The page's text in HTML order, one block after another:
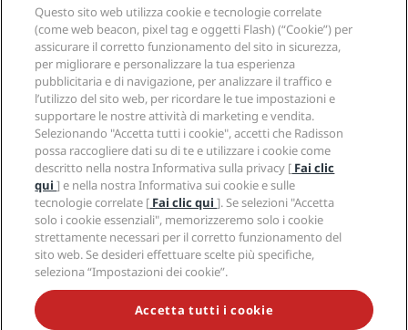
APP Radisson Hotels
Hotel Approvati per sport
Hotel per famiglie
Salute e sicurezza
Radisson Hotel Group
Media
Opportunità di lavoro in RHG
Opportunità di lavoro in PPHE
Opportunità di lavoro in EHL
The Club by RHG
Opportunità di sviluppo
Responsible Business
Approvvigionamento
Note legali
Centro sulla privacy
Note legali
Termini e condizioni di Radisson Rewards
Termini e condizioni di utilizzo del sito
Accessibilità digitale
Dichiarazione sulla schiavitù moderna
Aiuto
Avvisi per i consumatori
Contatti
Domande frequenti
Mappa del sito
Social media
Marchi Radisson Hotels
NON LASCIARTI SFUGGIRE LE NOSTRE OFFERTE MIGLIORI
Questo sito web utilizza cookie e tecnologie correlate
(come web beacon, pixel tag e oggetti Flash) (“Cookie”) per
assicurare il corretto funzionamento del sito in sicurezza,
per migliorare e personalizzare la tua esperienza
pubblicitaria e di navigazione, per analizzare il traffico e
l’utilizzo del sito web, per ricordare le tue impostazioni e
supportare le nostre attività di marketing e vendita.
Selezionando "Accetta tutti i cookie", accetti che Radisson
possa raccogliere dati su di te e utilizzare i cookie come
descritto nella nostra Informativa sulla privacy [ Fai clic
qui] e nella nostra Informativa sui cookie e sulle
tecnologie correlate [ Fai clic qui]. Se selezioni "Accetta
solo i cookie essenziali", memorizzeremo solo i cookie
strettamente necessari per il corretto funzionamento del
sito web. Se desideri effettuare scelte più specifiche,
seleziona “Impostazioni dei cookie”.
Accetta tutti i cookie